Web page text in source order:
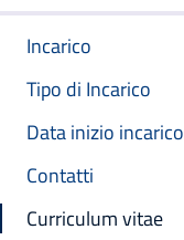
Incarico
Tipo di Incarico
Data inizio incarico
Contatti
Curriculum vitae